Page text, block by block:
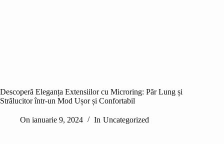
Descoperă Eleganța Extensiilor cu Microring: Păr Lung și
Strălucitor într-un Mod Ușor și Confortabil
On ianuarie 9, 2024 In Uncategorized